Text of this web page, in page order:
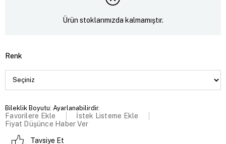
Ürün stoklarımızda kalmamıştır.
Renk
Bileklik Boyutu: Ayarlanabilirdir.
Favorilere Ekle
İstek Listeme Ekle
Fiyat Düşünce Haber Ver
Tavsiye Et